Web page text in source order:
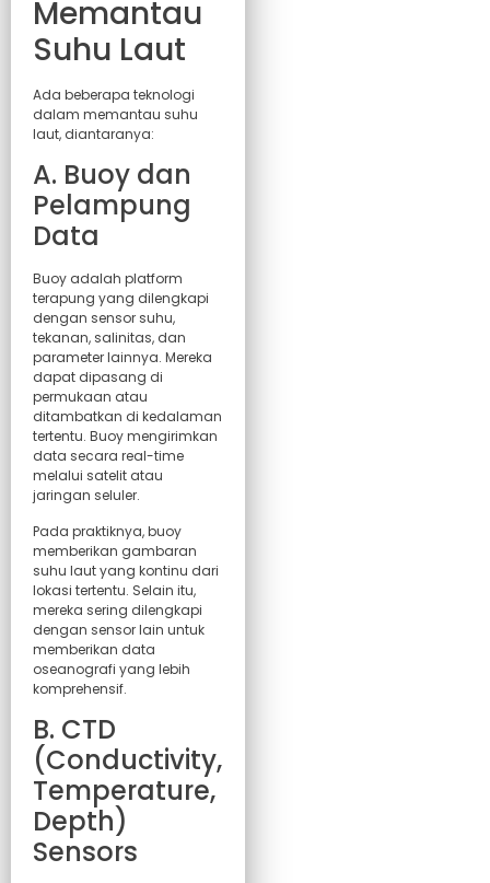
Memantau
Suhu Laut
Ada beberapa teknologi
dalam memantau suhu
laut, diantaranya:
A. Buoy dan
Pelampung
Data
Buoy adalah platform
terapung yang dilengkapi
dengan sensor suhu,
tekanan, salinitas, dan
parameter lainnya. Mereka
dapat dipasang di
permukaan atau
ditambatkan di kedalaman
tertentu. Buoy mengirimkan
data secara real-time
melalui satelit atau
jaringan seluler.
Pada praktiknya, buoy
memberikan gambaran
suhu laut yang kontinu dari
lokasi tertentu. Selain itu,
mereka sering dilengkapi
dengan sensor lain untuk
memberikan data
oseanografi yang lebih
komprehensif.
B. CTD
(Conductivity,
Temperature,
Depth)
Sensors